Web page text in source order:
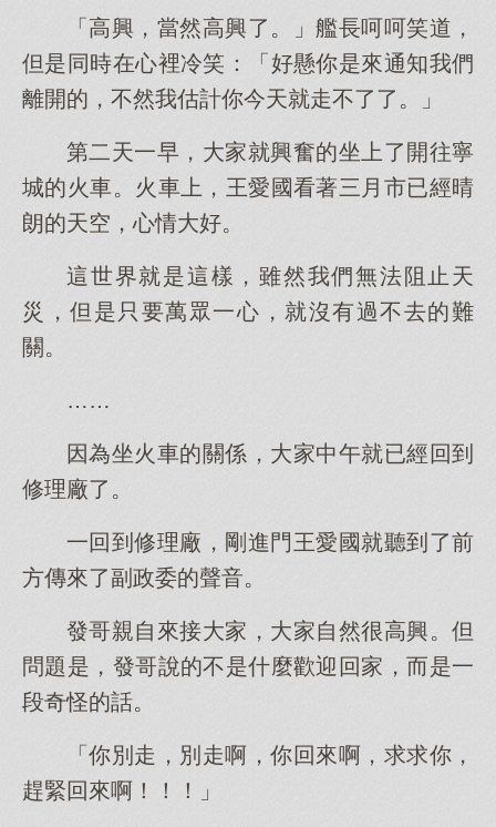
「高興，當然高興了。」艦長呵呵笑道，
但是同時在心裡冷笑：「好懸你是來通知我們
離開的，不然我估計你今天就走不了了。」
第二天一早，大家就興奮的坐上了開往寧
城的火車。火車上，王愛國看著三月市已經晴
朗的天空，心情大好。
這世界就是這樣，雖然我們無法阻止天
災，但是只要萬眾一心，就沒有過不去的難
關。
……
因為坐火車的關係，大家中午就已經回到
修理廠了。
一回到修理廠，剛進門王愛國就聽到了前
方傳來了副政委的聲音。
發哥親自來接大家，大家自然很高興。但
問題是，發哥說的不是什麼歡迎回家，而是一
段奇怪的話。
「你別走，別走啊，你回來啊，求求你，
趕緊回來啊！！！」